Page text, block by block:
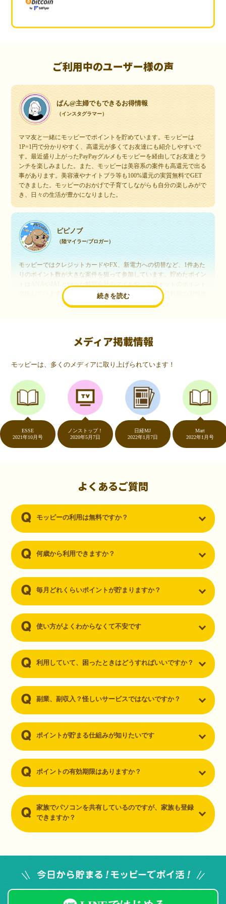
ご利用中のユーザー様の声
ぱん@主婦でもできるお得情報
（インスタグラマー）
ママ友と一緒にモッピーでポイントを貯めています。モッピーは
1P=1円で分かりやすく、高還元が多くてお友達にも紹介しやすいで
す。最近盛り上がったPayPayグルメもモッピーを経由してお友達とラ
ンチを楽しみました。また、モッピーは美容系の案件も高還元で出る
事があります。美容液やナイトブラ等も100%還元の実質無料でGET
できました。モッピーのおかげで子育てしながらも自分の楽しみがで
き、日々の生活が豊かになりました。
続きを読む
ピピノブ
（陸マイラー/ブロガー）
モッピーではクレジットカードやFX、新電力への切替など、1件あた
りのポイント数が大きな案件を狙って参加しています。貯めたポイン
交換しています。このようにすることで、ほぼ無料で年数回の国内旅
行や海外旅行を実現しています。モッピーは陸マイラーや旅行好きに
いつものネットショッピングが、モッピーでお得
（20代・女性）
友達に勧められてモッピーをはじめました。空いた時間にスマホで買
い物をすることが多いのですが、モッピーを経由するだけでショップ
のポイントとモッピーのポイントが二重で貯まることを知り、ビック
リ…！いつものネットショッピングをモッピーを経由するだけでポイ
ントが貯まるなんて…もっと早く教えてほしかった～！貯まったポイ
ントはギフト券に交換して、プチ贅沢を楽しんでます♪
（30代・男性）
ーを知りました。クレジットカードを発行するだけでポイントが貯ま
るならと無料登録して、クレジットカードの発行やアプリダウンロー
メディア掲載情報
モッピーは、多くのメディアに取り上げられています！
年10月号
ノンストップ！
2020年5月7日
日経MJ
2022年1月7日
2022年1月号
よくあるご質問
モッピーの利用は無料ですか？
何歳から利用できますか？
毎月どれくらいポイントが貯まりますか？
使い方がよくわからなくて不安です
利用していて、困ったときはどうすればいいですか？
副業、副収入？怪しいサービスではないですか？
ポイントが貯まる仕組みが知りたいです
ポイントの有効期限はありますか？
家族でパソコンを共有しているのですが、家族も登録
できますか？